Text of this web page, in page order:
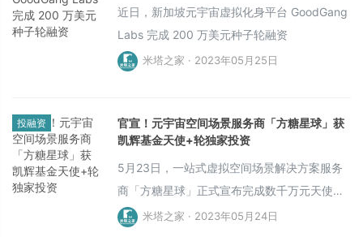
情人士透露，其估值超过 4 亿美元。
近日，新加坡元宇宙虚拟化身平台 GoodGang
Labs 完成 200 万美元种子轮融资
米塔之家 · 2023年05月25日
投融资
官宣！元宇宙空间场景服务商「方糖星球」获
凯辉基金天使+轮独家投资
5月23日，一站式虚拟空间场景解决方案服务
商「方糖星球」正式宣布完成数千万元天使轮
及天使+轮融资，投资方分别为新宜资本和凯
米塔之家 · 2023年05月24日